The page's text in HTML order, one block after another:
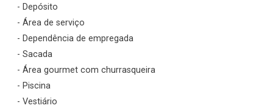
- Depósito
- Área de serviço
- Dependência de empregada
- Sacada
- Área gourmet com churrasqueira
- Piscina
- Vestiário